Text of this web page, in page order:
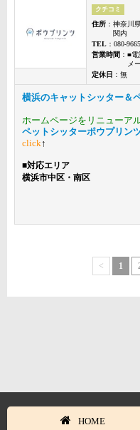
クチコミ
住所 ：神奈川
関内
TEL ：080-
営業時間 ：■
メ
定休日 ：無
横浜のキャットシッター＆
ホームページをリニューア
ペットシッターポウプリン
click↑
■対応エリア
横浜市中区・南区
< 1
HOME